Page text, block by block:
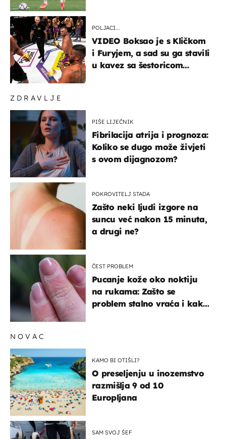
ZDRAVLJE
PIŠE LIJEČNIK
Fibrilacija atrija i prognoza:
Koliko se dugo može živjeti
s ovom dijagnozom?
POKROVITELJ STADA
Zašto neki ljudi izgore na
suncu već nakon 15 minuta,
a drugi ne?
ČEST PROBLEM
Pucanje kože oko noktiju
na rukama: Zašto se
problem stalno vraća i kako
POLJACI...
VIDEO Boksao je s Kličkom
i Furyjem, a sad su ga stavili
u kavez sa šestoricom
NOVAC
KAMO BI OTIŠLI?
O preseljenju u inozemstvo
razmišlja 9 od 10
Europljana
SAM SVOJ ŠEF